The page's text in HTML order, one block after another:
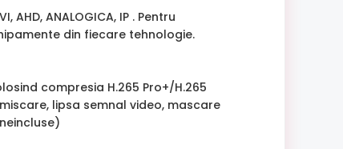
ANALOGICA, IP . Pentru
din fiecare tehnologie.
compresia H.265 Pro+/H.265
lipsa semnal video, mascare